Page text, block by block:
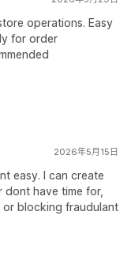
operations. Easy
for order
2026年5月15日
easy. I can create
have time for,
or blocking fraudulant